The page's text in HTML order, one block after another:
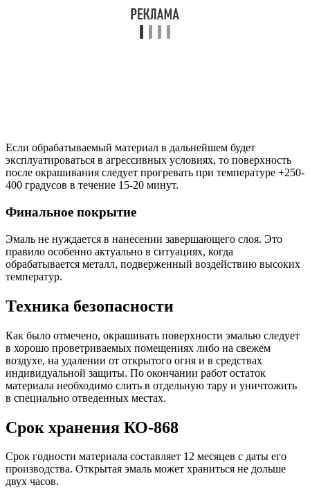
Если обрабатываемый материал в дальнейшем будет
эксплуатироваться в агрессивных условиях, то поверхность
после окрашивания следует прогревать при температуре +250-
400 градусов в течение 15-20 минут.
Финальное покрытие
Эмаль не нуждается в нанесении завершающего слоя. Это
правило особенно актуально в ситуациях, когда
обрабатывается металл, подверженный воздействию высоких
температур.
Техника безопасности
Как было отмечено, окрашивать поверхности эмалью следует
в хорошо проветриваемых помещениях либо на свежем
воздухе, на удалении от открытого огня и в средствах
индивидуальной защиты. По окончании работ остаток
материала необходимо слить в отдельную тару и уничтожить
в специально отведенных местах.
Срок хранения КО-868
Срок годности материала составляет 12 месяцев с даты его
производства. Открытая эмаль может храниться не дольше
двух часов.